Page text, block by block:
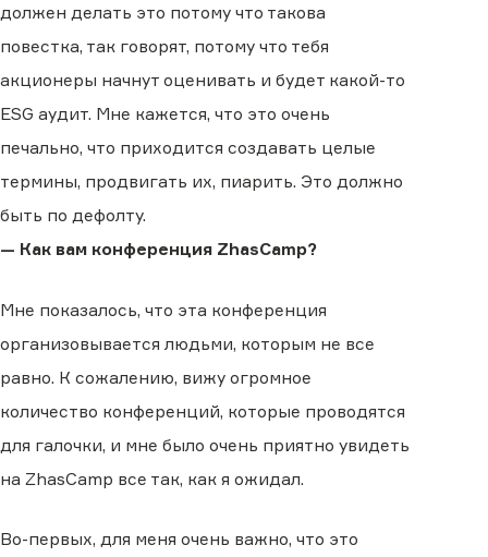
должен делать это потому что такова
повестка, так говорят, потому что тебя
акционеры начнут оценивать и будет какой-то
ESG аудит. Мне кажется, что это очень
печально, что приходится создавать целые
термины, продвигать их, пиарить. Это должно
быть по дефолту.
— Как вам конференция ZhasCamp?
Мне показалось, что эта конференция
организовывается людьми, которым не все
равно. К сожалению, вижу огромное
количество конференций, которые проводятся
для галочки, и мне было очень приятно увидеть
на ZhasCamp все так, как я ожидал.
Во-первых, для меня очень важно, что это